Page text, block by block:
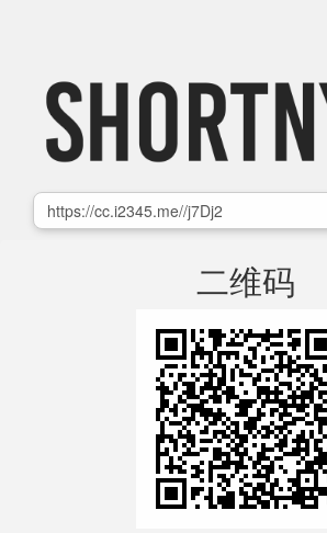
二维码